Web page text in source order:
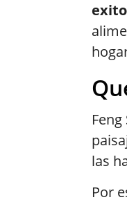
las
Por